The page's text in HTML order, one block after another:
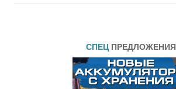
СПЕЦ ПРЕДЛОЖЕНИЯ